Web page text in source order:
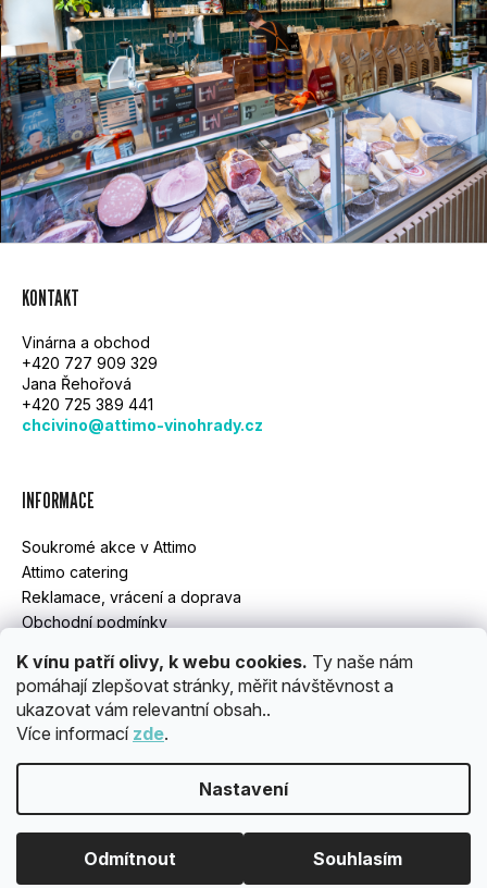
K vínu patří olivy, k webu cookies. Ty naše nám
pomáhají zlepšovat stránky, měřit návštěvnost a
ukazovat vám relevantní obsah..
Více informací zde.
Nastavení
Odmítnout Souhlasím
KONTAKT
Vinárna a obchod
+420 727 909 329
Jana Řehořová
+420 725 389 441
chcivino@attimo-vinohrady.cz
INFORMACE
Soukromé akce v Attimo
Attimo catering
Reklamace, vrácení a doprava
Obchodní podmínky
INSTAGRAM
Copyright 2026ATTIMO. Všechna práva vyhrazena.Upravit